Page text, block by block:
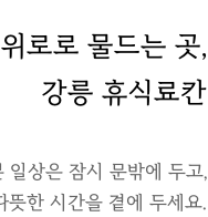
로로 물드는 곳,
강릉 휴식료칸
일상은 잠시 문밖에 두고,
한 시간을 곁에 두세요.